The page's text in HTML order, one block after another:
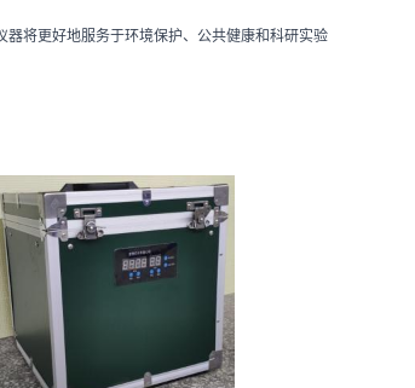
将更好地服务于环境保护、公共健康和科研实验